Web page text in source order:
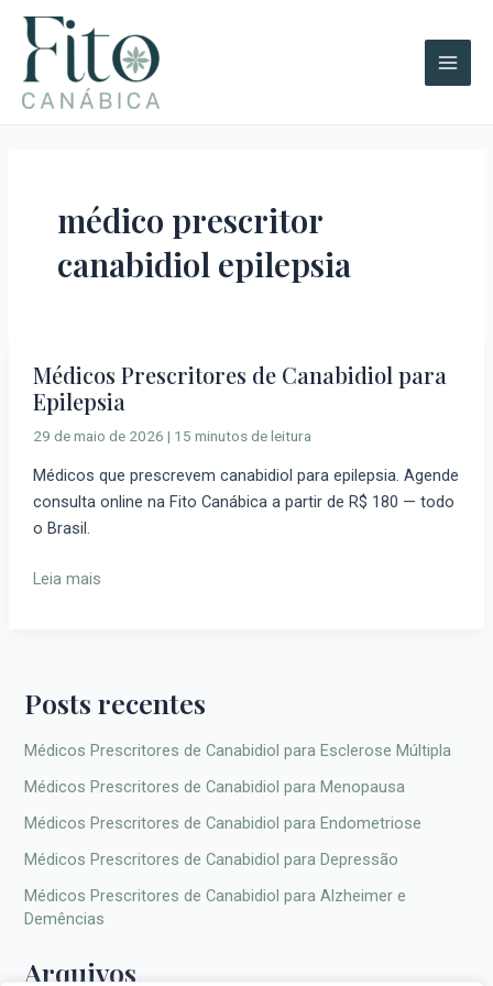
para
conteúdo
médico prescritor
canabidiol epilepsia
Médicos Prescritores de Canabidiol para
Epilepsia
29 de maio de 2026 | 15 minutos de leitura
Médicos que prescrevem canabidiol para epilepsia. Agende
consulta online na Fito Canábica a partir de R$ 180 — todo
o Brasil.
Médicos
Prescritores
de
para
Epilepsia
Leia mais
Posts recentes
Médicos Prescritores de Canabidiol para Esclerose Múltipla
Médicos Prescritores de Canabidiol para Menopausa
Médicos Prescritores de Canabidiol para Endometriose
Médicos Prescritores de Canabidiol para Depressão
Médicos Prescritores de Canabidiol para Alzheimer e
Demências
Arquivos
A
r
q
u